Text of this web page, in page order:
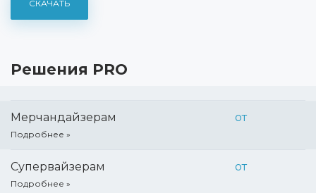
Создание алгоритмов заполнения форм
СКАЧАТЬ
Решения PRO
Мерчандайзерам от
Подробнее
Супервайзерам от
Подробнее